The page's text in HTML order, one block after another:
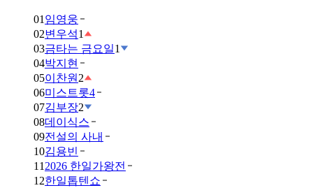
01 임영웅
02변우석1
03금타는 금요일1
04박지현
05이찬원 2
06미스트롯4
07김부장2
08데이식스
09전설의 사내
10김용빈
11 2026 한일가왕전
12한일톱텐쇼